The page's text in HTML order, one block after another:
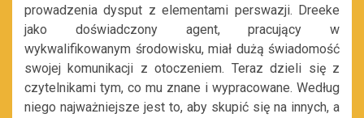
prowadzenia dysput z elementami perswazji. Dreeke
jako doświadczony agent, pracujący w
wykwalifikowanym środowisku, miał dużą świadomość
swojej komunikacji z otoczeniem. Teraz dzieli się z
czytelnikami tym, co mu znane i wypracowane. Według
niego najważniejsze jest to, aby skupić się na innych, a